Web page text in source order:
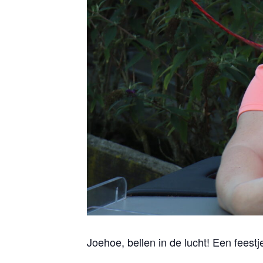
Joehoe, bellen in de lucht! Een